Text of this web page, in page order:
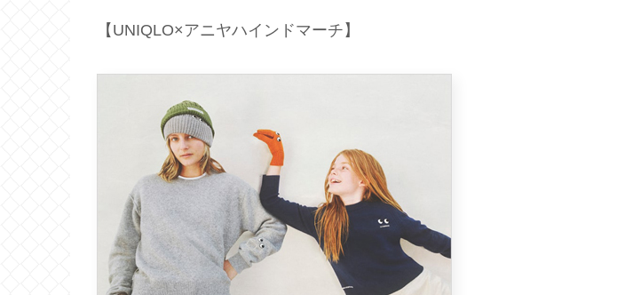
【UNIQLO×アニヤハインドマーチ】